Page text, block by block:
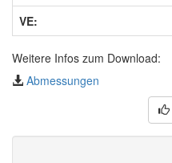
VE:
Weitere Infos zum Download:
Abmessungen